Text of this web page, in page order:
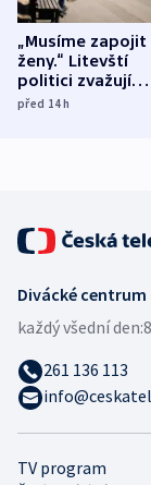
„Musíme zapojit
ženy.“ Litevští
politici zvažují
dohodu o
před 14h
TV program
Divácké centrum
každý všední den:
261 136 113